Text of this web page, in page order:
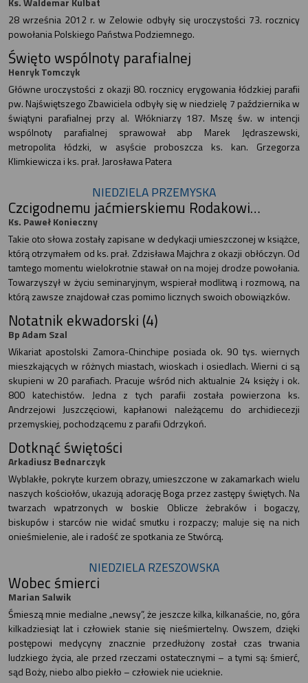
28 września 2012 r. w Zelowie odbyły się uroczystości 73. rocznicy
powołania Polskiego Państwa Podziemnego.
Święto wspólnoty parafialnej
Henryk Tomczyk
Główne uroczystości z okazji 80. rocznicy erygowania łódzkiej parafii
pw. Najświętszego Zbawiciela odbyły się w niedzielę 7 października w
świątyni parafialnej przy al. Włókniarzy 187. Mszę św. w intencji
wspólnoty parafialnej sprawował abp Marek Jędraszewski,
metropolita łódzki, w asyście proboszcza ks. kan. Grzegorza
Klimkiewicza i ks. prał. Jarosława Patera
NIEDZIELA PRZEMYSKA
Czcigodnemu jaćmierskiemu Rodakowi…
Ks. Paweł Konieczny
Takie oto słowa zostały zapisane w dedykacji umieszczonej w książce,
którą otrzymałem od ks. prał. Zdzisława Majchra z okazji obłóczyn. Od
tamtego momentu wielokrotnie stawał on na mojej drodze powołania.
Towarzyszył w życiu seminaryjnym, wspierał modlitwą i rozmową, na
którą zawsze znajdował czas pomimo licznych swoich obowiązków.
Notatnik ekwadorski (4)
Bp Adam Szal
Wikariat apostolski Zamora-Chinchipe posiada ok. 90 tys. wiernych
mieszkających w różnych miastach, wioskach i osiedlach. Wierni ci są
skupieni w 20 parafiach. Pracuje wśród nich aktualnie 24 księży i ok.
800 katechistów. Jedna z tych parafii została powierzona ks.
Andrzejowi Juszczęciowi, kapłanowi należącemu do archidiecezji
przemyskiej, pochodzącemu z parafii Odrzykoń.
Dotknąć świętości
Arkadiusz Bednarczyk
Wyblakłe, pokryte kurzem obrazy, umieszczone w zakamarkach wielu
naszych kościołów, ukazują adorację Boga przez zastępy świętych. Na
twarzach wpatrzonych w boskie Oblicze żebraków i bogaczy,
biskupów i starców nie widać smutku i rozpaczy; maluje się na nich
onieśmielenie, ale i radość ze spotkania ze Stwórcą.
NIEDZIELA RZESZOWSKA
Wobec śmierci
Marian Salwik
Śmieszą mnie medialne „newsy”, że jeszcze kilka, kilkanaście, no, góra
kilkadziesiąt lat i człowiek stanie się nieśmiertelny. Owszem, dzięki
postępowi medycyny znacznie przedłużony został czas trwania
ludzkiego życia, ale przed rzeczami ostatecznymi – a tymi są: śmierć,
sąd Boży, niebo albo piekło – człowiek nie ucieknie.